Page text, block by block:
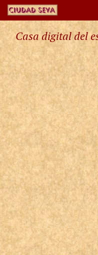
Casa digital del